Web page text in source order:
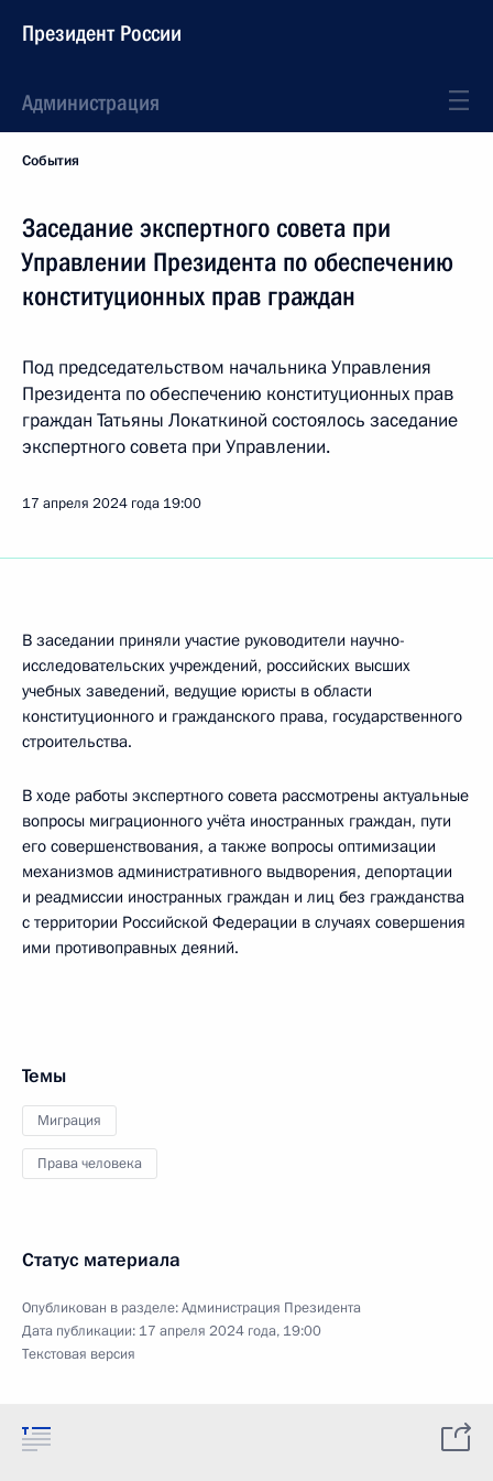
Президент России
Администрация
События
Заседание экспертного совета при
Управлении Президента по обеспечению
конституционных прав граждан
Под председательством начальника Управления
Президента по обеспечению конституционных прав
граждан Татьяны Локаткиной состоялось заседание
экспертного совета при Управлении.
17 апреля 2024 года 19:00
В заседании приняли участие руководители научно-
исследовательских учреждений, российских высших
учебных заведений, ведущие юристы в области
конституционного и гражданского права, государственного
строительства.
В ходе работы экспертного совета рассмотрены актуальные
вопросы миграционного учёта иностранных граждан, пути
его совершенствования, а также вопросы оптимизации
механизмов административного выдворения, депортации
и реадмиссии иностранных граждан и лиц без гражданства
с территории Российской Федерации в случаях совершения
ими противоправных деяний.
Темы
Миграция
Права человека
Статус материала
Опубликован в разделе:Администрация Президента
Дата публикации: 17 апреля 2024 года, 19:00
Текстовая версия